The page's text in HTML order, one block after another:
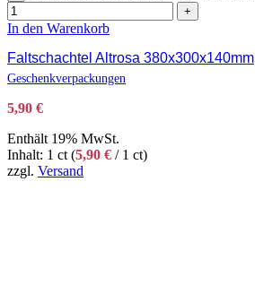
+
In den Warenkorb
Faltschachtel Altrosa 380x300x140mm
Geschenkverpackungen
5,90 €
Enthält 19% MwSt.
Inhalt: 1 ct (5,90 € / 1 ct)
zzgl. Versand